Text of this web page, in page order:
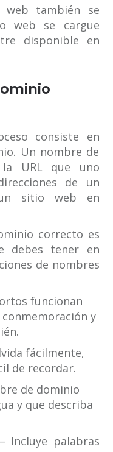
web también se
web se cargue
disponible en
consiste en
Un nombre de
la URL que uno
de un
sitio web en
correcto es
debes tener en
de nombres
funcionan
y
fácilmente,
de recordar.
de dominio
y que describa
– Incluye palabras